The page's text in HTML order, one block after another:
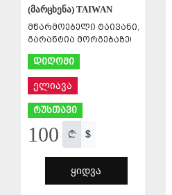
(მარცხენა) TAIWAN
მწარმოებელი ტაივანი,
გარანტია მორგებაზე!
დიღომი
ელიავა
რუსთავი
100 $
ᲧᲘᲓᲕᲐ